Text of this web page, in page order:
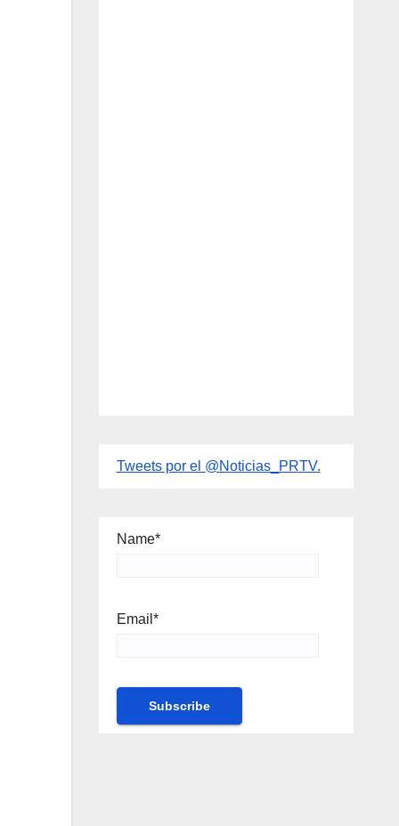
Tweets por el @Noticias_PRTV.
Name*
Email*